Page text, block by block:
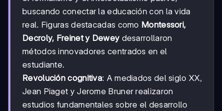
buscando conectar la educación con la vida
real. Figuras destacadas como Montessori,
Decroly, Freinet y Dewey desarrollaron
métodos innovadores centrados en el
estudiante.
Revolución cognitiva: A mediados del siglo XX,
Jean Piaget y Jerome Bruner realizaron
estudios fundamentales sobre el desarrollo